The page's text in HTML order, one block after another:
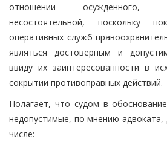
отношении осужденного,
несостоятельной, поскольку
оперативных служб
являться достоверным и
ввиду их заинтересованности в
сокрытии противоправных действий.
Полагает, что судом в
недопустимые, по мнению адвоката,
числе: